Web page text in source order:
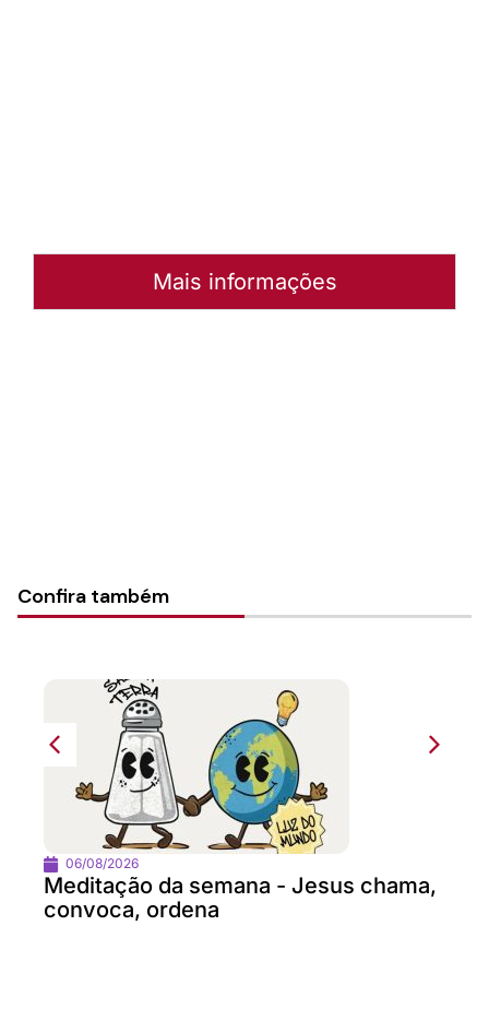
Mais informações
Confira também
06/08/2026
Meditação da semana - Jesus chama,
convoca, ordena